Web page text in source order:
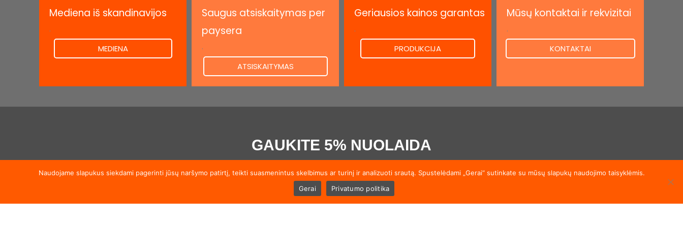
Mediena iš skandinavijos
.
MEDIENA
Saugus atsiskaitymas per
paysera
.
ATSISKAITYMAS
Geriausios kainos garantas
.
PRODUKCIJA
Mūsų kontaktai ir rekvizitai
.
KONTAKTAI
GAUKITE 5% NUOLAIDA
Užsiprenumeruokite mūsų naujienlaiškį ir gaukite 5% nuolaidą pirmajam užsakymui.
Naudojame slapukus siekdami pagerinti jūsų naršymo patirtį, teikti suasmenintus skelbimus ar turinį ir analizuoti srautą. Spustelėdami „Gerai“ sutinkate su mūsų slapukų naudojimo taisyklėmis.
Gerai
Privatumo politika